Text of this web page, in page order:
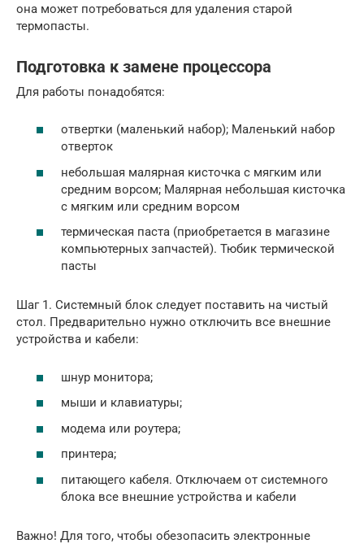
она может потребоваться для удаления старой
термопасты.
Подготовка к замене процессора
Для работы понадобятся:
отвертки (маленький набор); Маленький набор
отверток
небольшая малярная кисточка с мягким или
средним ворсом; Малярная небольшая кисточка
с мягким или средним ворсом
термическая паста (приобретается в магазине
компьютерных запчастей). Тюбик термической
пасты
Шаг 1. Системный блок следует поставить на чистый
стол. Предварительно нужно отключить все внешние
устройства и кабели:
шнур монитора;
мыши и клавиатуры;
модема или роутера;
принтера;
питающего кабеля. Отключаем от системного
блока все внешние устройства и кабели
Важно! Для того, чтобы обезопасить электронные